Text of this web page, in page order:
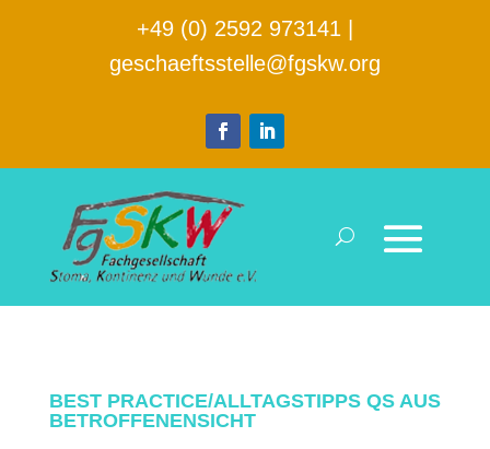
+49 (0) 2592 973141
geschaeftsstelle@fgskw.org
BEST PRACTICE/ALLTAGSTIPPS QS AUS
BETROFFENENSICHT